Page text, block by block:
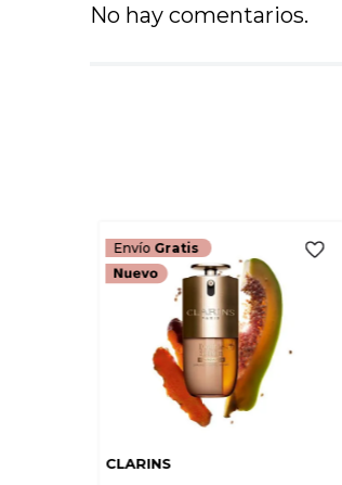
No hay comentarios.
Envío Gratis
CLARINS